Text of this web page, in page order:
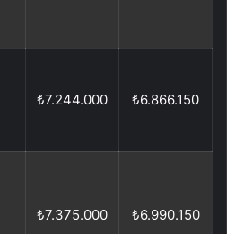
₺7.244.000 ₺6.866.150
₺7.375.000 ₺6.990.150